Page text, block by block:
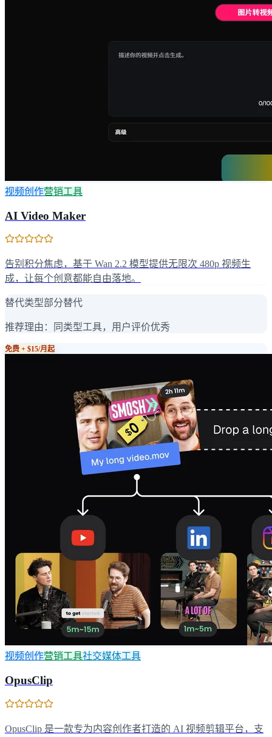
视频创作营销工具
AI Video Maker
告别积分焦虑，基于 Wan 2.2 模型提供无限次 480p 视频生
成，让每个创意都能自由落地。
替代类型部分替代
推荐理由： 同类型工具，用户评价优秀
免费 + $15/月起
视频创作营销工具社交媒体工具
OpusClip
OpusClip 是一款专为内容创作者打造的 AI 视频剪辑平台，支